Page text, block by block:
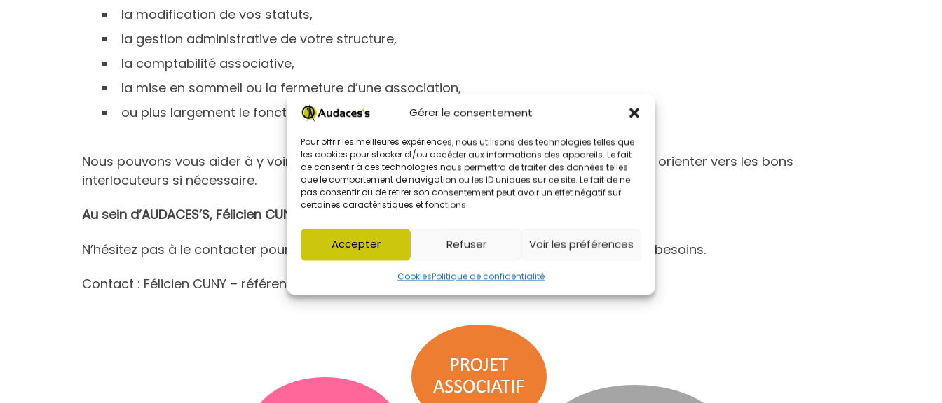
Gérer le consentement
Pour offrir les meilleures expériences, nous utilisons des technologies telles que
les cookies pour stocker et/ou accéder aux informations des appareils. Le fait
de consentir à ces technologies nous permettra de traiter des données telles
que le comportement de navigation ou les ID uniques sur ce site. Le fait de ne
pas consentir ou de retirer son consentement peut avoir un effet négatif sur
certaines caractéristiques et fonctions.
Accepter Refuser Voir les préférences
CookiesPolitique de confidentialité
la modification de vos statuts,
la gestion administrative de votre structure,
la comptabilité associative,
la mise en sommeil ou la fermeture d’une association,
ou plus largement le fonctionnement de votre association ?
Nous pouvons vous aider à y voir plus clair, à identifier les démarches à effectuer et à vous orienter vers les bons
interlocuteurs si nécessaire.
Au sein d’AUDACES’S, Félicien CUNY est votre référent Guid’Asso.
N’hésitez pas à le contacter pour obtenir un accompagnement de proximité, adapté à vos besoins.
Contact : Félicien CUNY – référent Guid’Asso |
felicien.c@audaces-s.fr